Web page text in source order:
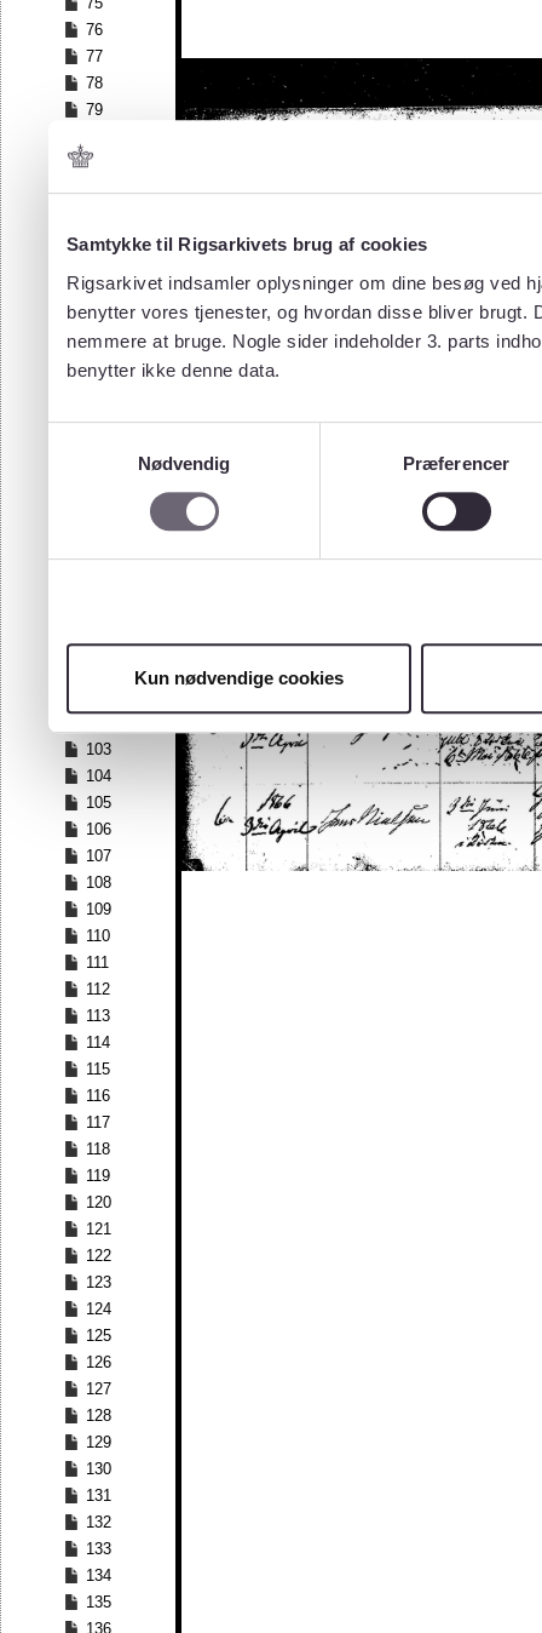
Samtykke til Rigsarkivets brug af cookies
Rigsarkivet indsamler oplysninger om dine besøg ved
benytter vores tjenester, og hvordan disse bliver
nemmere at bruge. Nogle sider indeholder 3. parts
benytter ikke denne data.
Nødvendig
Præferencer
Kun nødvendige cookies
76
77
78
79
81
82
84
86
87
88
89
96
99
103
104
105
106
107
108
109
110
111
112
113
114
115
116
117
118
119
120
121
122
123
124
125
126
127
128
129
130
131
132
133
134
135
136